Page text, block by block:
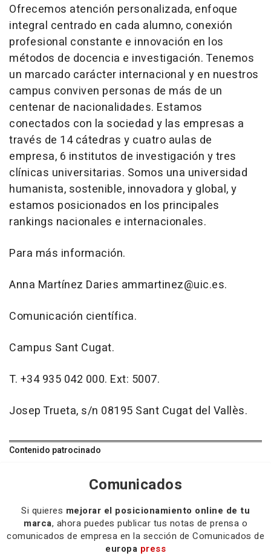
Ofrecemos atención personalizada, enfoque
integral centrado en cada alumno, conexión
profesional constante e innovación en los
métodos de docencia e investigación. Tenemos
un marcado carácter internacional y en nuestros
campus conviven personas de más de un
centenar de nacionalidades. Estamos
conectados con la sociedad y las empresas a
través de 14 cátedras y cuatro aulas de
empresa, 6 institutos de investigación y tres
clínicas universitarias. Somos una universidad
humanista, sostenible, innovadora y global, y
estamos posicionados en los principales
rankings nacionales e internacionales.
Para más información.
Anna Martínez Daries ammartinez@uic.es.
Comunicación científica.
Campus Sant Cugat.
T. +34 935 042 000. Ext: 5007.
Josep Trueta, s/n 08195 Sant Cugat del Vallès.
Contenido patrocinado
Comunicados
Si quieres mejorar el posicionamiento online de tu
marca, ahora puedes publicar tus notas de prensa o
comunicados de empresa en la sección de Comunicados de
europa press